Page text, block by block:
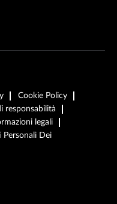
Cookie Policy
responsabilità
legali
Personali Dei